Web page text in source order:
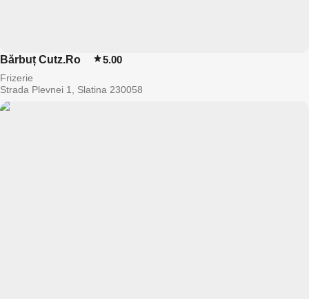
Bărbuț Cutz.Ro 5.00
Frizerie
Strada Plevnei 1, Slatina 230058